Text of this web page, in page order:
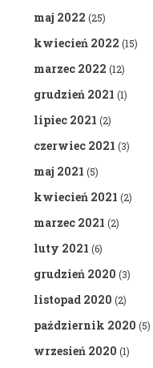
maj 2022 (25)
kwiecień 2022 (15)
marzec 2022 (12)
grudzień 2021 (1)
lipiec 2021 (2)
czerwiec 2021 (3)
maj 2021 (5)
kwiecień 2021 (2)
marzec 2021 (2)
luty 2021 (6)
grudzień 2020 (3)
listopad 2020 (2)
październik 2020 (5)
wrzesień 2020 (1)